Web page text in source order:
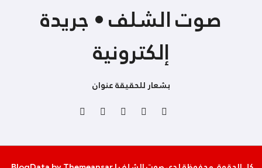
صوت الشلف • جريدة
إلكترونية
بشعار للحقيقة عنوان